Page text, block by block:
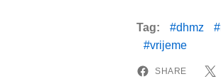
Tag: dhmz
vrijeme
SHARE